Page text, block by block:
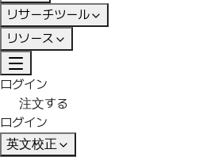
リサーチツール
リソース
ログイン
注文する
ログイン
英文校正